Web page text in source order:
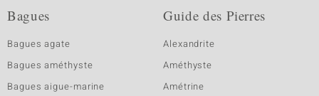
Bagues
Bagues agate
Bagues améthyste
Bagues aigue-marine
Guide des Pierres
Alexandrite
Améthyste
Amétrine